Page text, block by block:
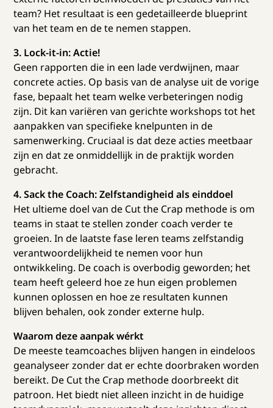
team? Het resultaat is een gedetailleerde blueprint
van het team en de te nemen stappen.
3. Lock-it-in: Actie!
Geen rapporten die in een lade verdwijnen, maar
concrete acties. Op basis van de analyse uit de vorige
fase, bepaalt het team welke verbeteringen nodig
zijn. Dit kan variëren van gerichte workshops tot het
aanpakken van specifieke knelpunten in de
samenwerking. Cruciaal is dat deze acties meetbaar
zijn en dat ze onmiddellijk in de praktijk worden
gebracht.
4. Sack the Coach: Zelfstandigheid als einddoel
Het ultieme doel van de Cut the Crap methode is om
teams in staat te stellen zonder coach verder te
groeien. In de laatste fase leren teams zelfstandig
verantwoordelijkheid te nemen voor hun
ontwikkeling. De coach is overbodig geworden; het
team heeft geleerd hoe ze hun eigen problemen
kunnen oplossen en hoe ze resultaten kunnen
blijven behalen, ook zonder externe hulp.
Waarom deze aanpak wérkt
De meeste teamcoaches blijven hangen in eindeloos
geanalyseer zonder dat er echte doorbraken worden
bereikt. De Cut the Crap methode doorbreekt dit
patroon. Het biedt niet alleen inzicht in de huidige